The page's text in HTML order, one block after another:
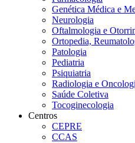
Genética Médica e
Neurologia
Oftalmologia e
Ortopedia,
Patologia
Pediatria
Psiquiatria
Radiologia e
Saúde Coletiva
Tocoginecologia
Centros
CEPRE
CCAS